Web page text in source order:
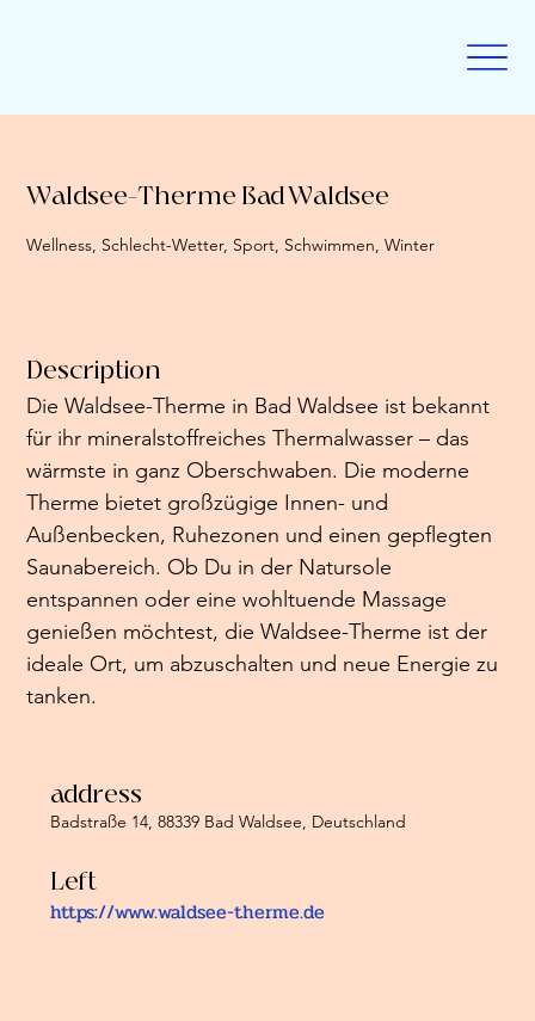
Waldsee-Therme Bad Waldsee
Wellness, Schlecht-Wetter, Sport, Schwimmen, Winter
Description
Die Waldsee-Therme in Bad Waldsee ist bekannt
für ihr mineralstoffreiches Thermalwasser – das
wärmste in ganz Oberschwaben. Die moderne
Therme bietet großzügige Innen- und
Außenbecken, Ruhezonen und einen gepflegten
Saunabereich. Ob Du in der Natursole
entspannen oder eine wohltuende Massage
genießen möchtest, die Waldsee-Therme ist der
ideale Ort, um abzuschalten und neue Energie zu
tanken.
address
Badstraße 14, 88339 Bad Waldsee, Deutschland
Left
https://www.waldsee-therme.de